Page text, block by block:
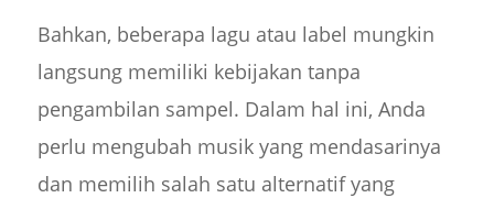
Bahkan, beberapa lagu atau label mungkin
langsung memiliki kebijakan tanpa
pengambilan sampel. Dalam hal ini, Anda
perlu mengubah musik yang mendasarinya
dan memilih salah satu alternatif yang